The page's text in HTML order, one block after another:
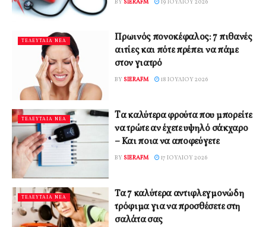
ΤΕΛΕΥΤΑΙΑ ΝΕΑ
Πρωινός πονοκέφαλος: 7 πιθανές
αιτίες και πότε πρέπει να πάμε
στον γιατρό
BY SIERAFM 18 ΙΟΥΛΊΟΥ 2026
ΤΕΛΕΥΤΑΙΑ ΝΕΑ
Tα καλύτερα φρούτα που μπορείτε
να τρώτε αν έχετε υψηλό σάκχαρο
– Και ποια να αποφεύγετε
BY SIERAFM 17 ΙΟΥΛΊΟΥ 2026
ΤΕΛΕΥΤΑΙΑ ΝΕΑ
Τα 7 καλύτερα αντιφλεγμονώδη
τρόφιμα για να προσθέσετε στη
σαλάτα σας